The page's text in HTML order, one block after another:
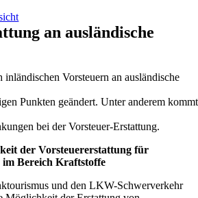
an ausländische
Vorsteuern an ausländische
Punkten geändert. Unter anderem kommt
bei der Vorsteuer-Erstattung.
der Vorsteuererstattung für
Bereich Kraftstoffe
und den LKW-Schwerverkehr